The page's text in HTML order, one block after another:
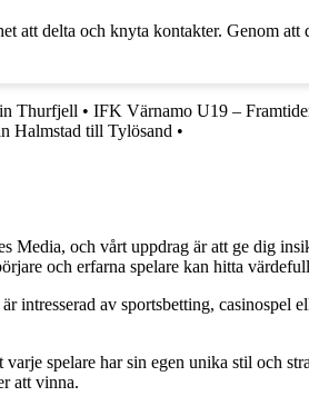
att delta och knyta kontakter. Genom att
Thurfjell • IFK Värnamo U19 –
Halmstad till Tylösand •
och vårt uppdrag är att ge dig
och erfarna spelare kan hitta
av sportsbetting, casinospel
spelare har sin egen unika stil och
att vinna.